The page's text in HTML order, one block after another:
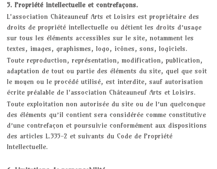
5. Propriété intellectuelle et contrefaçons.
L'association Châteauneuf Arts et Loisirs est propriétaire des
droits de propriété intellectuelle ou détient les droits d’usage
sur tous les éléments accessibles sur le site, notamment les
textes, images, graphismes, logo, icônes, sons, logiciels.
Toute reproduction, représentation, modification, publication,
adaptation de tout ou partie des éléments du site, quel que soit
le moyen ou le procédé utilisé, est interdite, sauf autorisation
écrite préalable de l'association Châteauneuf Arts et Loisirs.
Toute exploitation non autorisée du site ou de l’un quelconque
des éléments qu’il contient sera considérée comme constitutive
d’une contrefaçon et poursuivie conformément aux dispositions
des articles L.335-2 et suivants du Code de Propriété
Intellectuelle.